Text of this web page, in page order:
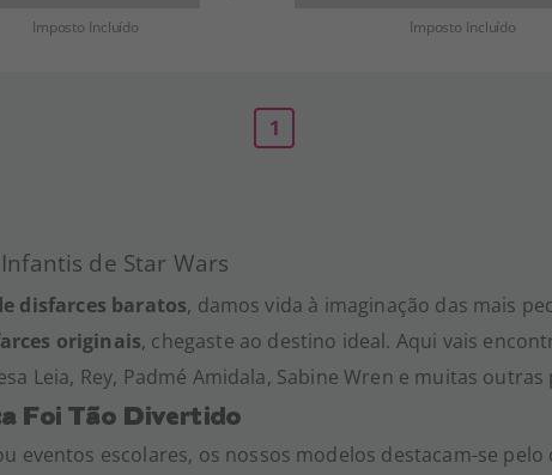
Imposto Incluído Imposto Incluído
1
de Star Wars
disfarces baratos, damos vida à imaginação das mais
originais, chegaste ao destino ideal. Aqui vais
Leia, Rey, Padmé Amidala, Sabine Wren e muitas
Foi Tão Divertido
eventos escolares, os nossos modelos destacam-se